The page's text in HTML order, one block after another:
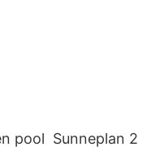
pool Sunneplan 2